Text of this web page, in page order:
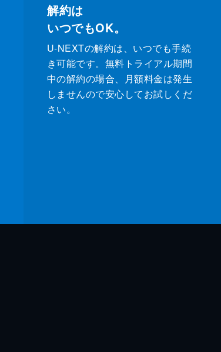
解約は
いつでもOK。
U-NEXTの解約は、いつでも手続
き可能です。無料トライアル期間
中の解約の場合、月額料金は発生
しませんので安心してお試しくだ
さい。